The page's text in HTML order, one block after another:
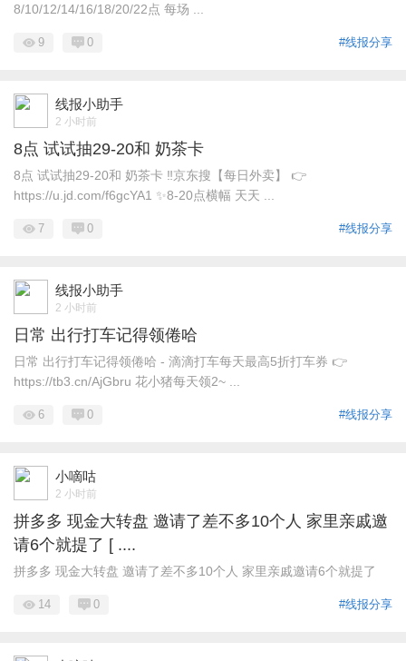
8/10/12/14/16/18/20/22点 每场 ...
#线报分享
9 0
线报小助手
2 小时前
8点 试试抽29-20和 奶茶卡
8点 试试抽29-20和 奶茶卡 ‼京东搜【每日外卖】 👉
https://u.jd.com/f6gcYA1 ✨8-20点横幅 天天 ...
#线报分享
7 0
线报小助手
2 小时前
日常 出行打车记得领倦哈
日常 出行打车记得领倦哈 - 滴滴打车每天最高5折打车券 👉
https://tb3.cn/AjGbru 花小猪每天领2~ ...
#线报分享
6 0
小嘀咕
2 小时前
拼多多 现金大转盘 邀请了差不多10个人 家里亲戚邀
请6个就提了 [ ....
拼多多 现金大转盘 邀请了差不多10个人 家里亲戚邀请6个就提了
#线报分享
14 0